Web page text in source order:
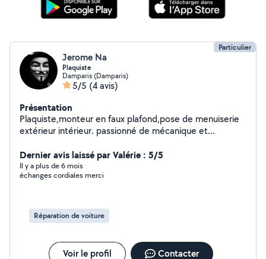
Particulier
Jerome Na
Plaquiste
Damparis (Damparis)
5/5 (4 avis)
Présentation
Plaquiste,monteur en faux plafond,pose de menuiserie
extérieur intérieur. passionné de mécanique et
Dernier avis laissé par Valérie : 5/5
Il y a plus de 6 mois
échanges cordiales merci
Réparation de voiture
Voir le profil Contacter